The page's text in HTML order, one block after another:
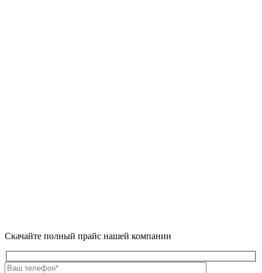
Скачайте полный прайс нашей компании